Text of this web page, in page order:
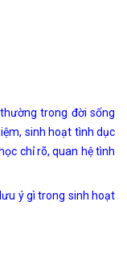
trong đời sống
sinh hoạt tình dục
chỉ rõ, quan hệ tình
ý gì trong sinh hoạt